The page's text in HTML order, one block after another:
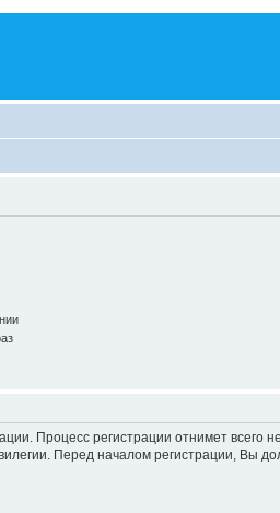
Процесс регистрации отнимет
Перед началом регистрации,